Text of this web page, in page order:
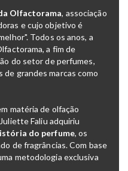
Olfactorama, associação
e cujo objetivo é
Todos os anos, a
a fim de
do setor de perfumes,
grandes marcas como
matéria de olfação
Faliu adquiriu
do perfume, os
de fragrâncias. Com base
metodologia exclusiva